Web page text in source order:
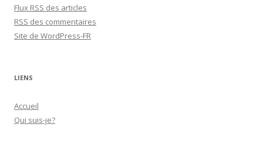
Flux RSS des articles
RSS des commentaires
Site de WordPress-FR
LIENS
Accueil
Qui suis-je?